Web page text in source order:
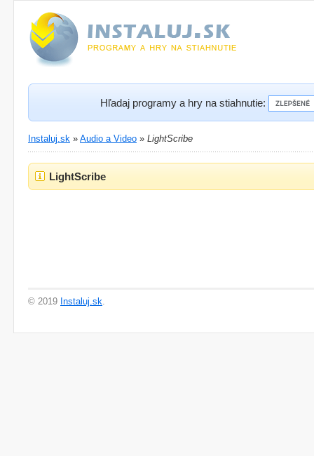
Hľadaj programy a hry na stiahnutie:
Instaluj.sk » Audio a Video » LightScribe
LightScribe
© 2019 Instaluj.sk.